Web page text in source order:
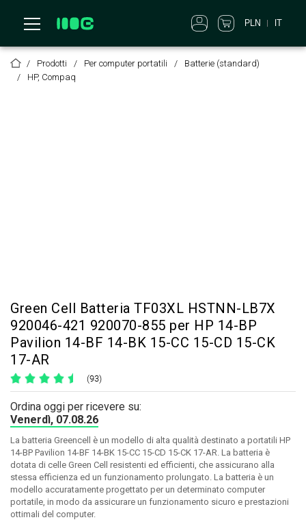
PLN IT
Prodotti Per computer portatili
Batterie (standard)
HP, Compaq
Green Cell Batteria TF03XL HSTNN-LB7X
920046-421 920070-855 per HP 14-BP
Pavilion 14-BF 14-BK 15-CC 15-CD 15-CK
17-AR
(93)
Ordina oggi per ricevere su:
Venerdì, 07.08.26
La batteria Greencell è un modello di alta qualità destinato a portatili HP
14-BP Pavilion 14-BF 14-BK 15-CC 15-CD 15-CK 17-AR. La batteria è
dotata di celle Green Cell resistenti ed efficienti, che assicurano alla
stessa efficienza ed un funzionamento prolungato. La batteria è un
modello accuratamente progettato per un determinato computer
portatile, in modo da assicurare un funzionamento sicuro e prestazioni
ottimali del computer.